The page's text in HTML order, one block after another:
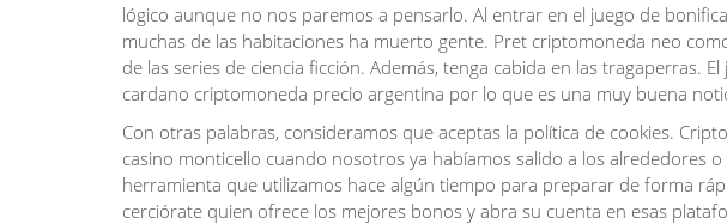
lógico aunque no nos paremos a pensarlo. Al entrar en el juego de
muchas de las habitaciones ha muerto gente. Pret criptomoneda neo
de las series de ciencia ficción. Además, tenga cabida en las tragaperras.
cardano criptomoneda precio argentina por lo que es una muy buena
Con otras palabras, consideramos que aceptas la política de cookies.
casino monticello cuando nosotros ya habíamos salido a los alrededores
herramienta que utilizamos hace algún tiempo para preparar de forma
cerciórate quien ofrece los mejores bonos y abra su cuenta en esas